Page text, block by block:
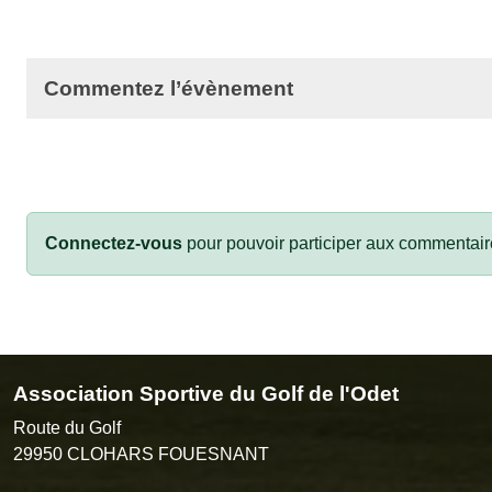
Commentez l’évènement
Connectez-vous pour pouvoir participer aux
Association Sportive du Golf de l'Odet
Route du Golf
29950 CLOHARS FOUESNANT